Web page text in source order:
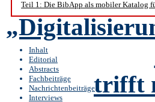
Teil 1: Die BibApp als mobiler Katalog
Inhalt
Editorial
Abstracts
Fachbeiträge
Nachrichtenbeiträge
Interviews
trifft